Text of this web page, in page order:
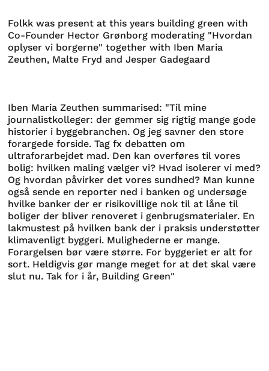
Folkk was present at this years building green with
Co-Founder Hector Grønborg moderating "Hvordan
oplyser vi borgerne" together with Iben Maria
Zeuthen, Malte Fryd and Jesper Gadegaard
Iben Maria Zeuthen summarised: "Til mine
journalistkolleger: der gemmer sig rigtig mange gode
historier i byggebranchen. Og jeg savner den store
forargede forside. Tag fx debatten om
ultraforarbejdet mad. Den kan overføres til vores
bolig: hvilken maling vælger vi? Hvad isolerer vi med?
Og hvordan påvirker det vores sundhed? Man kunne
også sende en reporter ned i banken og undersøge
hvilke banker der er risikovillige nok til at låne til
boliger der bliver renoveret i genbrugsmaterialer. En
lakmustest på hvilken bank der i praksis understøtter
klimavenligt byggeri. Mulighederne er mange.
Forargelsen bør være større. For byggeriet er alt for
sort. Heldigvis gør mange meget for at det skal være
slut nu. Tak for i år, Building Green"